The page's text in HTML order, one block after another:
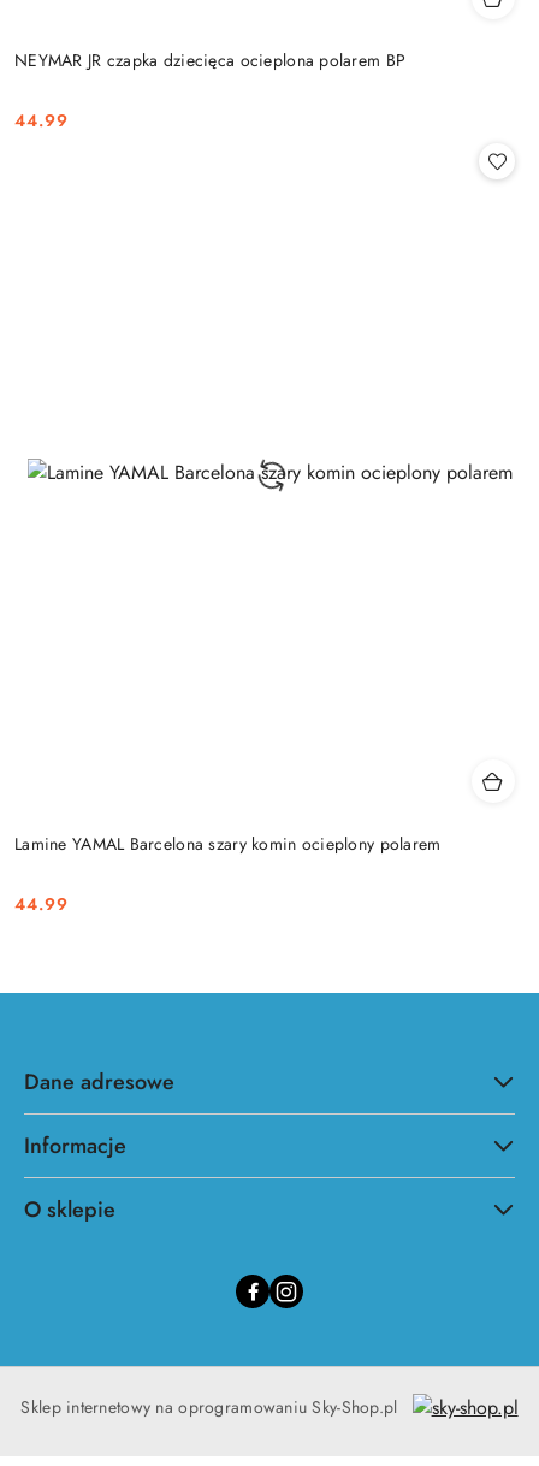
NEYMAR JR czapka dziecięca ocieplona polarem BP
Cena:
44.99
Lamine YAMAL Barcelona szary komin ocieplony polarem
Cena:
44.99
Dane adresowe
Informacje
O sklepie
Sklep internetowy na oprogramowaniu Sky-Shop.pl